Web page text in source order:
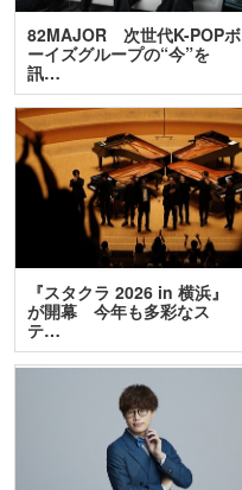
82MAJOR 次世代K-POPボ
ーイズグループの“今”を
訊…
『スタクラ 2026 in 横浜』
が開幕 今年も多彩なス
テ…